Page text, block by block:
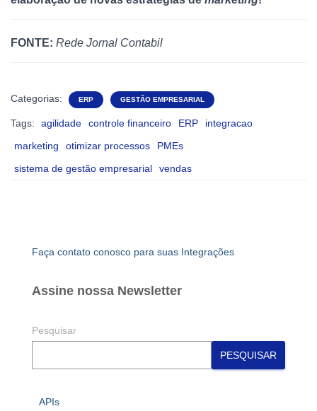
FONTE: Rede Jornal Contabil
Categorias: ERP GESTÃO EMPRESARIAL
Tags: agilidade controle financeiro ERP
integracao
marketing
otimizar processos
PMEs
sistema de gestão empresarial
vendas
Faça contato conosco para suas Integrações
Assine nossa Newsletter
Pesquisar
PESQUISAR
APIs